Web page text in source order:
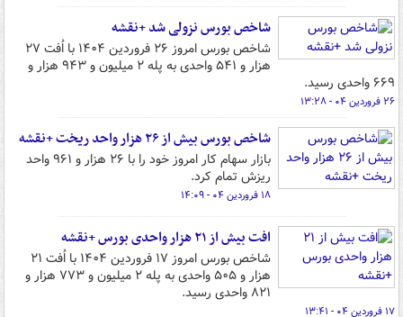
شاخص بورس نزولی شد +نقشه
شاخص بورس امروز ۲۶ فروردین ۱۴۰۴ با اُفت ۲۷
هزار و ۵۴۱ واحدی به پله ۲ میلیون و ۹۴۳ هزار و
۶۶۹ واحدی رسید.
۲۶ فروردین ۰۴ - ۱۳:۲۸
شاخص بورس بیش از ۲۶ هزار واحد ریخت +نقشه
بازار سهام کار امروز خود را با ۲۶ هزار و ۹۶۱ واحد
ریزش تمام کرد.
۱۸ فروردین ۰۴ - ۱۴:۰۹
افت بیش از ۲۱ هزار واحدی بورس +نقشه
شاخص بورس امروز ۱۷ فروردین ۱۴۰۴ با اُفت ۲۱
هزار و ۵۰۵ واحدی به پله ۲ میلیون و ۷۷۳ هزار و
۸۲۱ واحدی رسید.
۱۷ فروردین ۰۴ - ۱۳:۴۱